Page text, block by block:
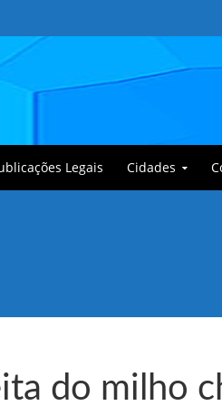
Legais Cidades
do milho